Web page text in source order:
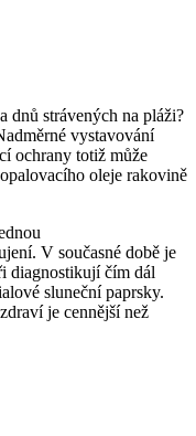
dnů strávených na pláži?
vystavování
ochrany totiž může
oleje rakovině
V současné době je
diagnostikují čím dál
sluneční paprsky.
je cennější než